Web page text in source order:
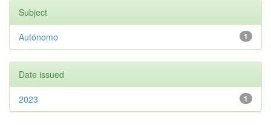
Subject
1
Autónomo
Date issued
1
2023